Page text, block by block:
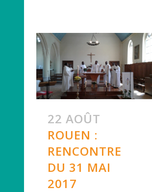
22 AOÛT
ROUEN :
RENCONTRE
DU 31 MAI
2017